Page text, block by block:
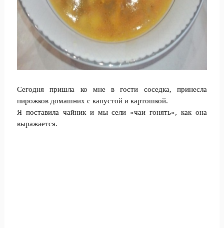
Сегодня пришла ко мне в гости соседка, принесла
пирожков домашних с капустой и картошкой.
Я поставила чайник и мы сели «чаи гонять», как она
выражается.